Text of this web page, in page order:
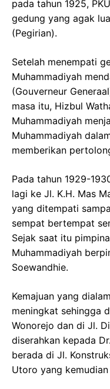
pada tahun 1925,
gedung yang agak
(Pegirian).
Setelah menempati
Muhammadiyah
(Gouverneur
masa itu, Hizbul
Muhammadiyah
Muhammadiyah
memberikan
Pada tahun 1929-
lagi ke Jl. K.H. Mas
yang ditempati
sempat bertempat
Sejak saat itu
Muhammadiyah
Soewandhie.
Kemajuan yang
meningkat sehingga
Wonorejo dan di Jl.
diserahkan kepada
berada di Jl.
Utoro yang